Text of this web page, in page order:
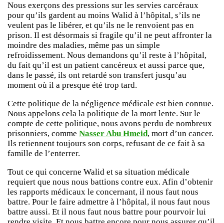
Nous exerçons des pressions sur les servies carcéraux
pour qu’ils gardent au moins Walid à l’hôpital, s’ils ne
veulent pas le libérer, et qu’ils ne le renvoient pas en
prison. Il est désormais si fragile qu’il ne peut affronter la
moindre des maladies, même pas un simple
refroidissement. Nous demandons qu’il reste à l’hôpital,
du fait qu’il est un patient cancéreux et aussi parce que,
dans le passé, ils ont retardé son transfert jusqu’au
moment où il a presque été trop tard.
Cette politique de la négligence médicale est bien connue.
Nous appelons cela la politique de la mort lente. Sur le
compte de cette politique, nous avons perdu de nombreux
prisonniers, comme Nasser Abu Hmeid, mort d’un cancer.
Ils retiennent toujours son corps, refusant de ce fait à sa
famille de l’enterrer.
Tout ce qui concerne Walid et sa situation médicale
requiert que nous nous battions contre eux. Afin d’obtenir
les rapports médicaux le concernant, il nous faut nous
battre. Pour le faire admettre à l’hôpital, il nous faut nous
battre aussi. Et il nous faut nous battre pour pourvoir lui